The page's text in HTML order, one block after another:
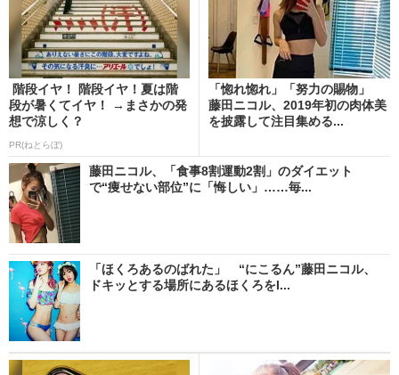
階段イヤ！ 階段イヤ！夏は階
段が暑くてイヤ！ →まさかの発
想で涼しく？
PR(ねとらぼ)
「惚れ惚れ」「努力の賜物」
藤田ニコル、2019年初の肉体美
を披露して注目集める...
藤田ニコル、「食事8割運動2割」のダイエット
で“痩せない部位”に「悔しい」……毎...
「ほくろあるのばれた」 “にこるん”藤田ニコル、
ドキッとする場所にあるほくろをI...